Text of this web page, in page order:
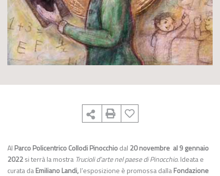
Al Parco Policentrico Collodi Pinocchiodal 20 novembre al 9 gennaio
2022si terrà la mostra Trucioli d’arte nel paese di Pinocchio. Ideata e
curata daEmiliano Landi,l’esposizione è promossa dallaFondazione